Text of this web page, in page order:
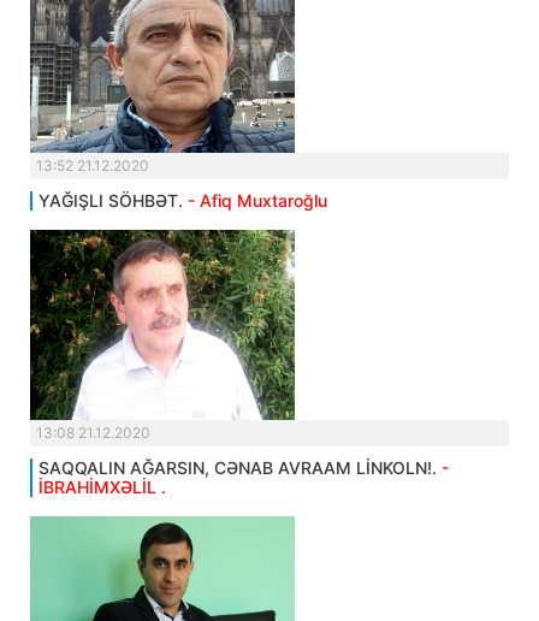
13:52 21.12.2020
YAĞIŞLI SÖHBƏT. - Afiq Muxtaroğlu
13:08 21.12.2020
SAQQALIN AĞARSIN, CƏNAB AVRAAM LİNKOLN!. -
İBRAHİMXƏLİL .